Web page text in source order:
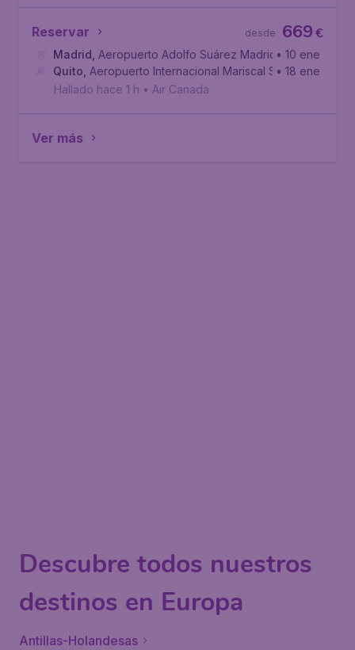
Reservar €
669
desde
Madrid Aeropuerto Adolfo Suárez Madrid-Barajas
• 10 ene
Quito Aeropuerto Internacional Mariscal Sucre• 18 ene
Hallado hace 1 h • Air Canada
Ver más
Descubre todos nuestros
destinos en Europa
Antillas-Holandesas